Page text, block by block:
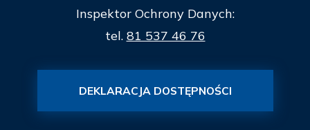
Inspektor Ochrony Danych:
tel. 81 537 46 76
DEKLARACJA DOSTĘPNOŚCI